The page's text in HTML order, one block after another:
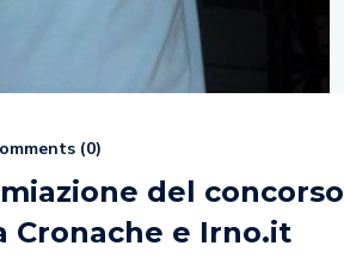
(0)
del concorso
Cronache e Irno.it